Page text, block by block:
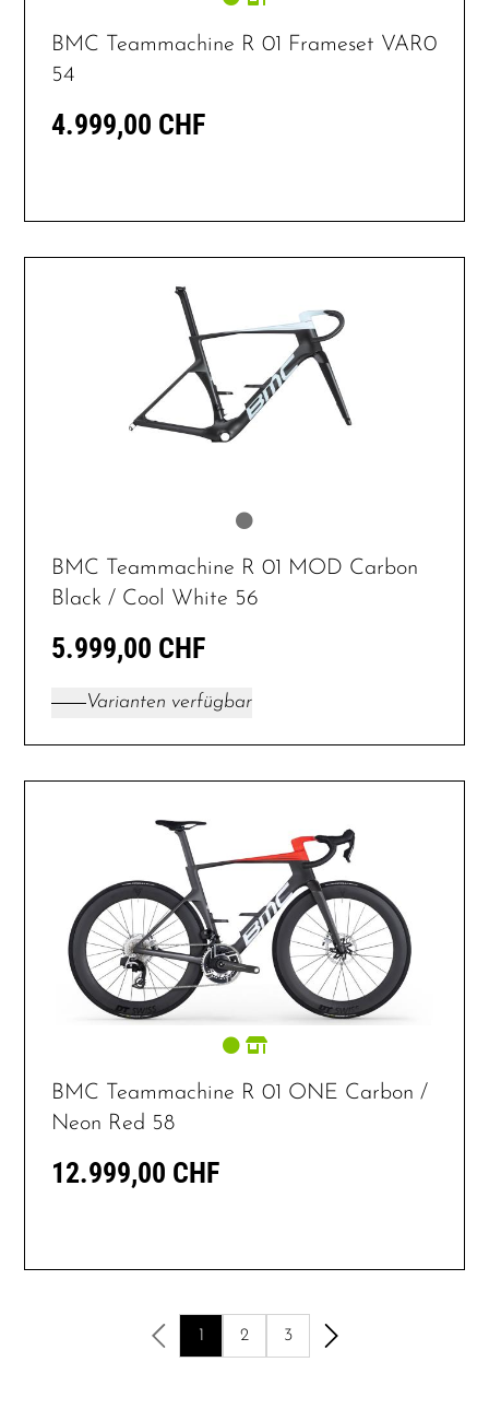
BMC Teammachine R 01 Frameset VAR0
54
4.999,00 CHF
BMC Teammachine R 01 MOD Carbon
Black / Cool White 56
5.999,00 CHF
Varianten verfügbar
BMC Teammachine R 01 ONE Carbon /
Neon Red 58
12.999,00 CHF
1 2 3